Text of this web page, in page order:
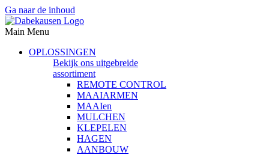
Ga naar de inhoud
Main Menu
OPLOSSINGEN
Bekijk ons uitgebreide
assortiment
REMOTE CONTROL
MAAIARMEN
MAAIen
MULCHEN
KLEPELEN
HAGEN
AANBOUW